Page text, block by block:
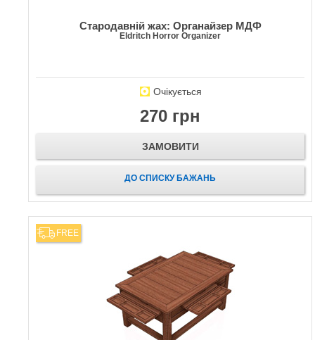
Стародавній жах: Органайзер МДФ
Eldritch Horror Organizer
Очікується
270 грн
ЗАМОВИТИ
ДО СПИСКУ БАЖАНЬ
FREE